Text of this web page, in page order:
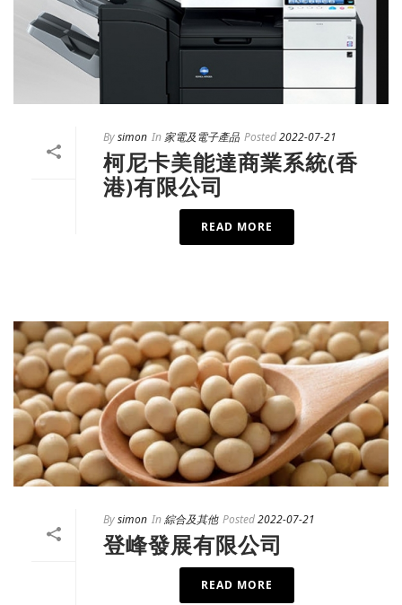
Bysimon In 家電及電子產品 Posted2022-07-21
柯尼卡美能達商業系統(香
港)有限公司
READ MORE
Bysimon In綜合及其他 Posted2022-07-21
登峰發展有限公司
READ MORE